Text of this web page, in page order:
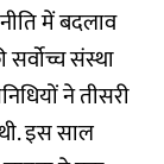
में बदलाव
संस्था
ने तीसरी
इस साल